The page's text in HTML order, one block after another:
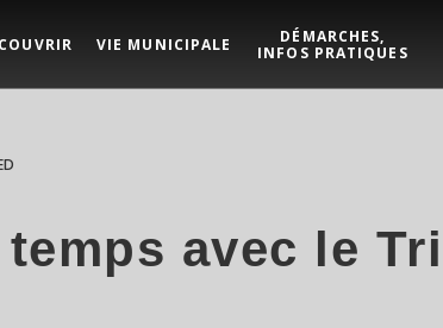
VIE MUNICIPALE
DÉMARCHES,
INFOS PRATIQUES
avec le